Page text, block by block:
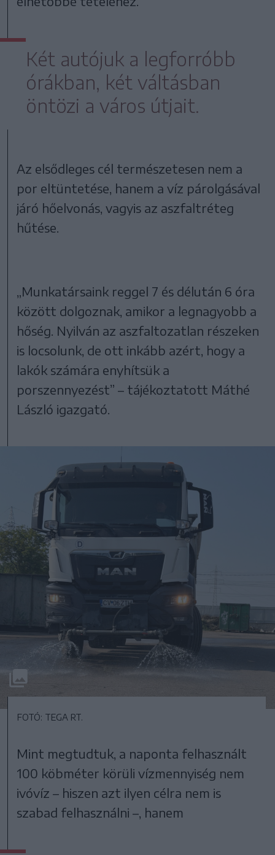
Két autójuk a legforróbb
órákban, két váltásban
öntözi a város útjait.
Az elsődleges cél természetesen nem a
por eltüntetése, hanem a víz párolgásával
járó hőelvonás, vagyis az aszfaltréteg
hűtése.
„Munkatársaink reggel 7 és délután 6 óra
között dolgoznak, amikor a legnagyobb a
hőség. Nyilván az aszfaltozatlan részeken
is locsolunk, de ott inkább azért, hogy a
lakók számára enyhítsük a
porszennyezést” – tájékoztatott Máthé
László igazgató.
FOTÓ: TEGA RT.
Mint megtudtuk, a naponta felhasznált
100 köbméter körüli vízmennyiség nem
ivóvíz – hiszen azt ilyen célra nem is
szabad felhasználni –, hanem